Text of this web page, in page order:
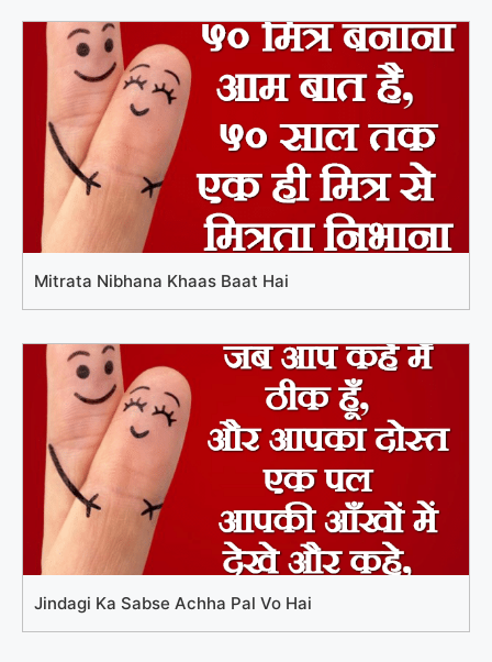
Mitrata Nibhana Khaas Baat Hai
Jindagi Ka Sabse Achha Pal Vo Hai